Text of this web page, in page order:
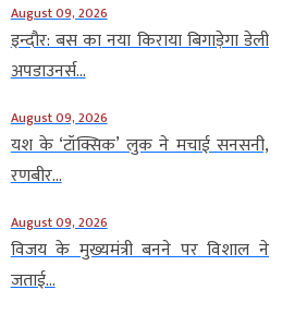
August 09, 2026
इन्दौर: बस का नया किराया बिगाड़ेगा डेली
अपडाउनर्स...
August 09, 2026
यश के ‘टॉक्सिक’ लुक ने मचाई सनसनी,
रणबीर...
August 09, 2026
विजय के मुख्यमंत्री बनने पर विशाल ने
जताई...